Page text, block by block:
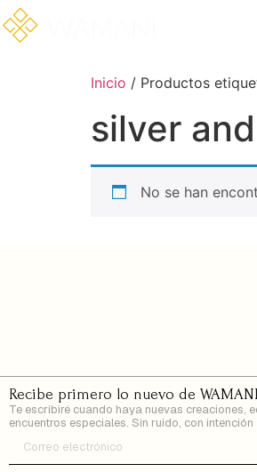
Inicio / Productos
silver
No se han
Recibe primero lo nuevo de
Te escribiré cuando haya nuevas creaciones,
encuentros especiales. Sin ruido, con intención